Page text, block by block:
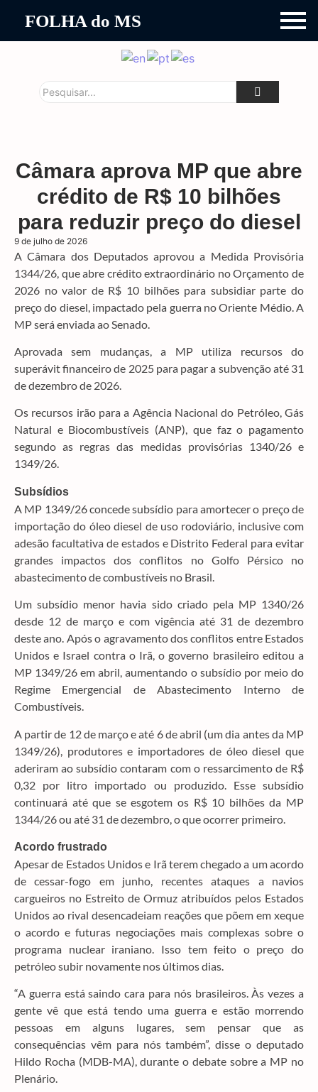
FOLHA do MS
Câmara aprova MP que abre
crédito de R$ 10 bilhões
para reduzir preço do diesel
9 de julho de 2026
A Câmara dos Deputados aprovou a Medida Provisória
1344/26, que abre crédito extraordinário no Orçamento de
2026 no valor de R$ 10 bilhões para subsidiar parte do
preço do diesel, impactado pela guerra no Oriente Médio. A
MP será enviada ao Senado.
Aprovada sem mudanças, a MP utiliza recursos do
superávit financeiro de 2025 para pagar a subvenção até 31
de dezembro de 2026.
Os recursos irão para a Agência Nacional do Petróleo, Gás
Natural e Biocombustíveis (ANP), que faz o pagamento
segundo as regras das medidas provisórias 1340/26 e
1349/26.
Subsídios
A MP 1349/26 concede subsídio para amortecer o preço de
importação do óleo diesel de uso rodoviário, inclusive com
adesão facultativa de estados e Distrito Federal para evitar
grandes impactos dos conflitos no Golfo Pérsico no
abastecimento de combustíveis no Brasil.
Um subsídio menor havia sido criado pela MP 1340/26
desde 12 de março e com vigência até 31 de dezembro
deste ano. Após o agravamento dos conflitos entre Estados
Unidos e Israel contra o Irã, o governo brasileiro editou a
MP 1349/26 em abril, aumentando o subsídio por meio do
Regime Emergencial de Abastecimento Interno de
Combustíveis.
A partir de 12 de março e até 6 de abril (um dia antes da MP
1349/26), produtores e importadores de óleo diesel que
aderiram ao subsídio contaram com o ressarcimento de R$
0,32 por litro importado ou produzido. Esse subsídio
continuará até que se esgotem os R$ 10 bilhões da MP
1344/26 ou até 31 de dezembro, o que ocorrer primeiro.
Acordo frustrado
Apesar de Estados Unidos e Irã terem chegado a um acordo
de cessar-fogo em junho, recentes ataques a navios
cargueiros no Estreito de Ormuz atribuídos pelos Estados
Unidos ao rival desencadeiam reações que põem em xeque
o acordo e futuras negociações mais complexas sobre o
programa nuclear iraniano. Isso tem feito o preço do
petróleo subir novamente nos últimos dias.
“A guerra está saindo cara para nós brasileiros. Às vezes a
gente vê que está tendo uma guerra e estão morrendo
pessoas em alguns lugares, sem pensar que as
consequências vêm para nós também”, disse o deputado
Hildo Rocha (MDB-MA), durante o debate sobre a MP no
Plenário.